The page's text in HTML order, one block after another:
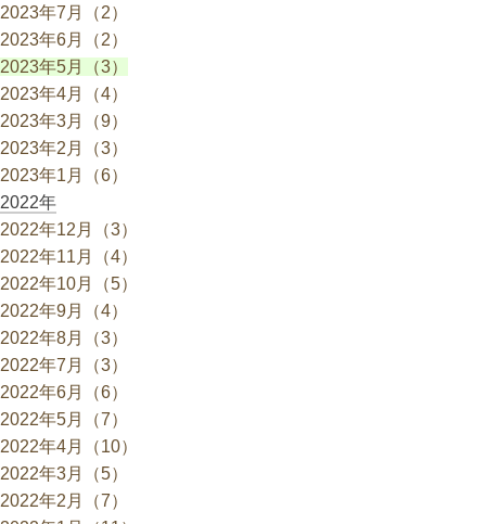
2023年7月（2）
2023年6月（2）
2023年5月（3）
2023年4月（4）
2023年3月（9）
2023年2月（3）
2023年1月（6）
2022年
2022年12月（3）
2022年11月（4）
2022年10月（5）
2022年9月（4）
2022年8月（3）
2022年7月（3）
2022年6月（6）
2022年5月（7）
2022年4月（10）
2022年3月（5）
2022年2月（7）